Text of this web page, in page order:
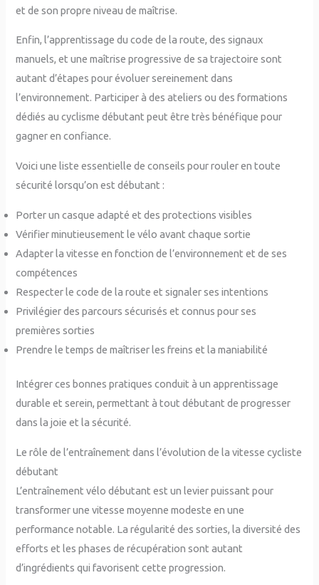
et de son propre niveau de maîtrise.
Enfin, l’apprentissage du code de la route, des signaux
manuels, et une maîtrise progressive de sa trajectoire sont
autant d’étapes pour évoluer sereinement dans
l’environnement. Participer à des ateliers ou des formations
dédiés au cyclisme débutant peut être très bénéfique pour
gagner en confiance.
Voici une liste essentielle de conseils pour rouler en toute
sécurité lorsqu’on est débutant :
Porter un casque adapté et des protections visibles
Vérifier minutieusement le vélo avant chaque sortie
Adapter la vitesse en fonction de l’environnement et de ses
compétences
Respecter le code de la route et signaler ses intentions
Privilégier des parcours sécurisés et connus pour ses
premières sorties
Prendre le temps de maîtriser les freins et la maniabilité
Intégrer ces bonnes pratiques conduit à un apprentissage
durable et serein, permettant à tout débutant de progresser
dans la joie et la sécurité.
Le rôle de l’entraînement dans l’évolution de la vitesse cycliste
débutant
L’entraînement vélo débutant est un levier puissant pour
transformer une vitesse moyenne modeste en une
performance notable. La régularité des sorties, la diversité des
efforts et les phases de récupération sont autant
d’ingrédients qui favorisent cette progression.